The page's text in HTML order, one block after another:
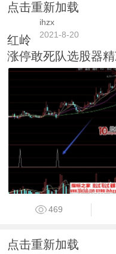
点击重新加载
ihzx
2021-8-20
红岭
涨停敢死队选股器
469
点击重新加载